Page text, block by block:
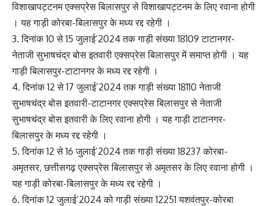
विशाखापट्टनम एक्सप्रेस बिलासपुर से विशाखापट्टनम के लिए रवाना होगी
। यह गाड़ी कोरबा-बिलासपुर के मध्य रद्द रहेगी ।
3. दिनांक 10 से 15 जुलाई’2024 तक गाड़ी संख्या 18109 टाटानगर-
नेताजी सुभाषचंद्र बोस इतवारी एक्सप्रेस बिलासपुर में समाप्त होगी । यह
गाड़ी बिलासपुर-टाटानगर के मध्य रद्द रहेगी ।
4. दिनांक 12 से 17 जुलाई’2024 तक गाड़ी संख्या 18110 नेताजी
सुभाषचंद्र बोस इतवारी-टाटानगर एक्सप्रेस बिलासपुर से नेताजी
सुभाषचंद्र बोस इतवारी के लिए रवाना होगी । यह गाड़ी टाटानगर-
बिलासपुर के मध्य रद्द रहेगी ।
5. दिनांक 12 से 16 जुलाई’2024 तक गाड़ी संख्या 18237 कोरबा-
अमृतसर, छत्तीसगढ़ एक्सप्रेस बिलासपुर से अमृतसर के लिए रवाना होगी ।
यह गाड़ी कोरबा-बिलासपुर के मध्य रद्द रहेगी ।
6. दिनांक 12 जुलाई’2024 को गाड़ी संख्या 12251 यशवंतपुर-कोरबा